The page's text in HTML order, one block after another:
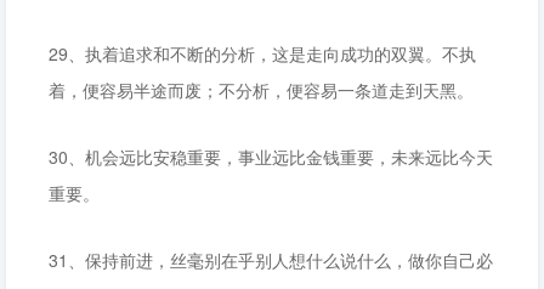
29、执着追求和不断的分析，这是走向成功的双翼。不执
着，便容易半途而废；不分析，便容易一条道走到天黑。
30、机会远比安稳重要，事业远比金钱重要，未来远比今天
重要。
31、保持前进，丝毫别在乎别人想什么说什么，做你自己必